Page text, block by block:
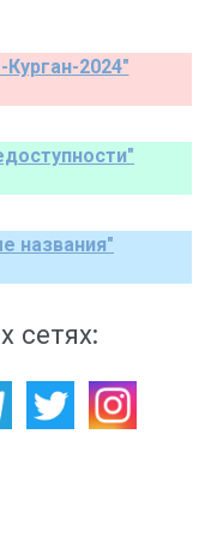
2024"
названия"
сетях: